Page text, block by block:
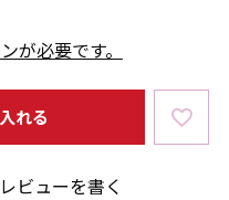
が必要です。
れる
レビューを書く